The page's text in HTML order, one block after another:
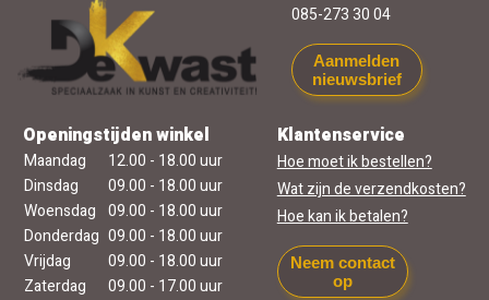
085-273 30 04
Aanmelden
nieuwsbrief
Openingstijden winkel
Maandag
12.00 - 18.00 uur
Dinsdag
09.00 - 18.00 uur
Woensdag 09.00 - 18.00 uur
Donderdag 09.00 - 18.00 uur
Vrijdag
09.00 - 18.00 uur
Zaterdag
09.00 - 17.00 uur
Klantenservice
Hoe moet ik bestellen?
Wat zijn de verzendkosten?
Hoe kan ik betalen?
Neem contact
op